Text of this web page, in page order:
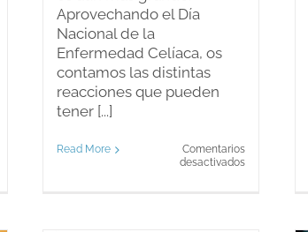
Aprovechando el Día
Nacional de la
Enfermedad Celíaca, os
contamos las distintas
reacciones que pueden
tener [...]
Read More
Comentarios
desactivadosen